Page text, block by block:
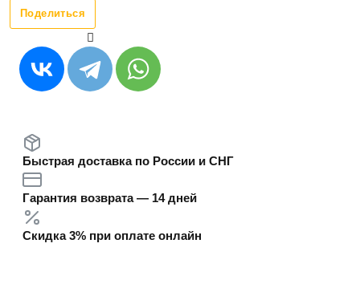
Поделиться
Быстрая доставка по России и СНГ
Гарантия возврата — 14 дней
Скидка 3% при оплате онлайн